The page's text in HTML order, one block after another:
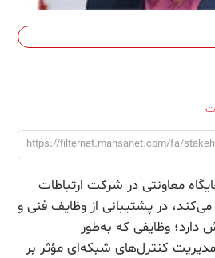
معاونتی در شرکت ارتباطات
در پشتیبانی از وظایف فنی و
دارد؛ وظایفی که به‌طور
کنترل‌های شبکه‌ای مؤثر بر